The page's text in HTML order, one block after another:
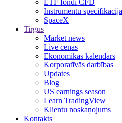
ETF fondi CFD
Instrumentu specifikācija
SpaceX
Tirgus
Market news
Live cenas
Ekonomikas kalendārs
Korporatīvās darbības
Updates
Blog
US earnings season
Learn TradingView
Klientu noskaņojums
Kontakts